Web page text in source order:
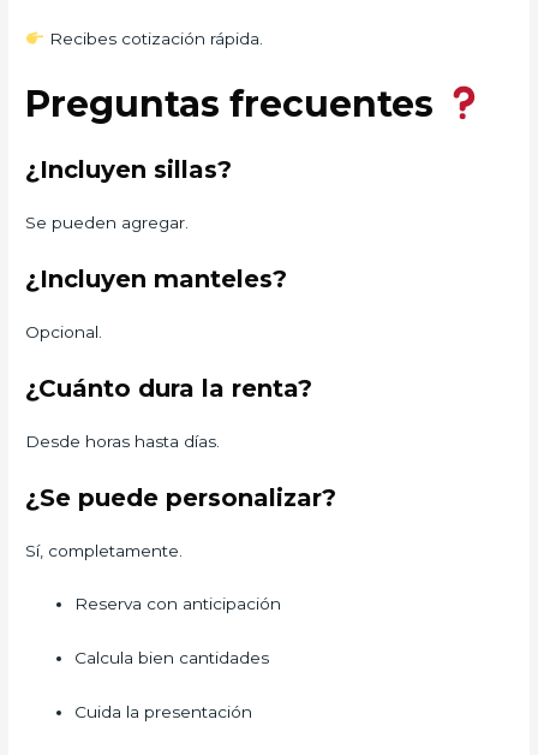
Recibes cotización rápida.
Preguntas frecuentes
¿Incluyen sillas?
Se pueden agregar.
¿Incluyen manteles?
Opcional.
¿Cuánto dura la renta?
Desde horas hasta días.
¿Se puede personalizar?
Sí, completamente.
Reserva con anticipación
Calcula bien cantidades
Cuida la presentación